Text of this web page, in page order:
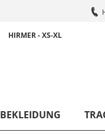
HIRMER - XS-XL
BEKLEIDUNG